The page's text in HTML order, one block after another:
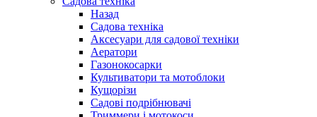
Назад
Садова техніка
Аксесуари для садової техніки
Аератори
Газонокосарки
Культиватори та мотоблоки
Кущорізи
Садові подрібнювачі